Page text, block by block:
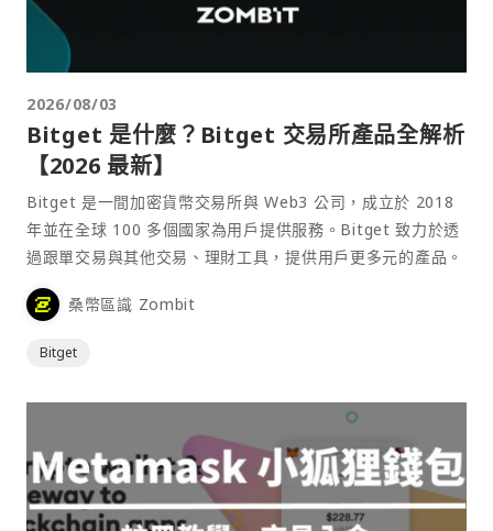
2026/08/03
Bitget 是什麼？Bitget 交易所產品全解析
【2026 最新】
Bitget 是一間加密貨幣交易所與 Web3 公司，成立於 2018
年並在全球 100 多個國家為用戶提供服務。Bitget 致力於透
過跟單交易與其他交易、理財工具，提供用戶更多元的產品。
桑幣區識 Zombit
Bitget